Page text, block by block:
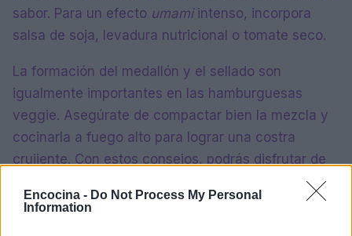
Encocina - Do Not Process My Personal
Information
sabor. Para un efecto umamiintenso, incorpora
salsa de soja, levadura nutricional o tomate seco.
La formación del medallón y el sellado son
igualmente importantes en las hamburguesas
veggie. Asegúrate de compactar bien la mezcla y
cocinarla a fuego alto para lograr una costra
crujiente. Con estos consejos, podrás disfrutar de
una hamburguesa deliciosa sin sacrificar el sabor.